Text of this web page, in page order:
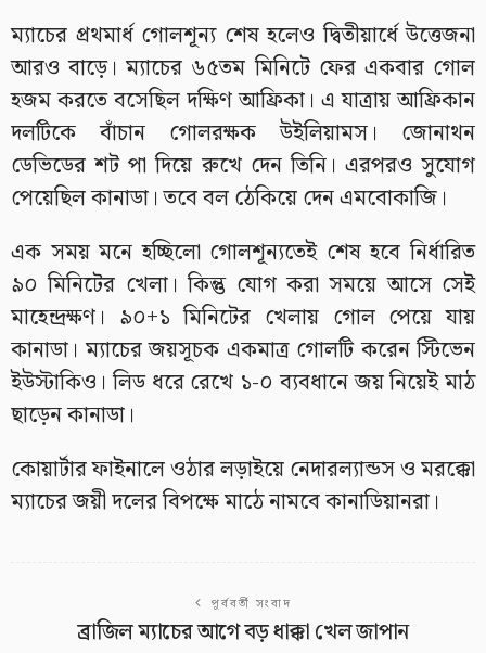
ম্যাচের প্রথমার্ধ গোলশূন্য শেষ হলেও দ্বিতীয়ার্ধে উত্তেজনা
আরও বাড়ে। ম্যাচের ৬৫তম মিনিটে ফের একবার গোল
হজম করতে বসেছিল দক্ষিণ আফ্রিকা। এ যাত্রায় আফ্রিকান
দলটিকে বাঁচান গোলরক্ষক উইলিয়ামস। জোনাথন
ডেভিডের শট পা দিয়ে রুখে দেন তিনি। এরপরও সুযোগ
পেয়েছিল কানাডা। তবে বল ঠেকিয়ে দেন এমবোকাজি।
এক সময় মনে হচ্ছিলো গোলশূন্যতেই শেষ হবে নির্ধারিত
৯০ মিনিটের খেলা। কিন্তু যোগ করা সময়ে আসে সেই
মাহেন্দ্রক্ষণ। ৯০+১ মিনিটের খেলায় গোল পেয়ে যায়
কানাডা। ম্যাচের জয়সূচক একমাত্র গোলটি করেন স্টিভেন
ইউস্টাকিও। লিড ধরে রেখে ১-০ ব্যবধানে জয় নিয়েই মাঠ
ছাড়েন কানাডা।
কোয়ার্টার ফাইনালে ওঠার লড়াইয়ে নেদারল্যান্ডস ও মরক্কো
ম্যাচের জয়ী দলের বিপক্ষে মাঠে নামবে কানাডিয়ানরা।
পূর্ববর্তী সংবাদ
ব্রাজিল ম্যাচের আগে বড় ধাক্কা খেল জাপান